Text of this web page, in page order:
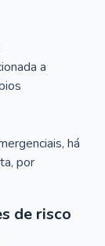
a
há
por
de risco